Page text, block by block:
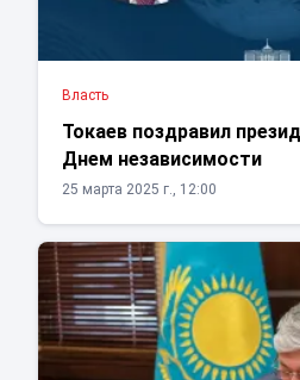
Власть
Токаев поздравил
Днем независимости
25 марта 2025 г., 12:00